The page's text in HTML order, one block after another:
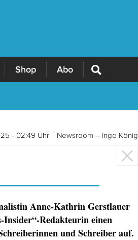
Shop Abo
Newsroom – Inge König
- 02:49 Uhr
Anne-Kathrin Gerstlauer
Insider“-Redakteurin einen
und Schreiber auf.